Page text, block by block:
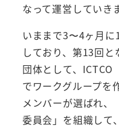
なって運営していき
いままで3〜4ヶ月
しており、第13回
団体として、ICTCO
でワークグループを
メンバーが選ばれ
委員会」を組織して